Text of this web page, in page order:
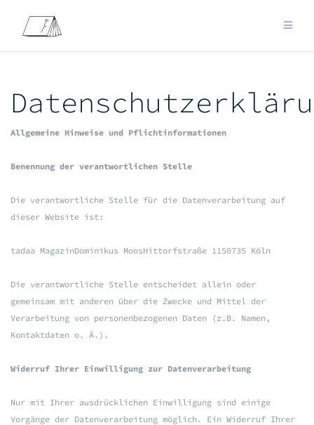
Inhalt
springen
Allgemeine Hinweise und Pflichtinformationen
Benennung der verantwortlichen Stelle
Die verantwortliche Stelle für die Datenverarbeitung auf
dieser Website ist:
tadaa MagazinDominikus MoosHittorfstraße 1150735 Köln
Die verantwortliche Stelle entscheidet allein oder
gemeinsam mit anderen über die Zwecke und Mittel der
Verarbeitung von personenbezogenen Daten (z.B. Namen,
Kontaktdaten o. Ä.).
Widerruf Ihrer Einwilligung zur Datenverarbeitung
Nur mit Ihrer ausdrücklichen Einwilligung sind einige
Vorgänge der Datenverarbeitung möglich. Ein Widerruf Ihrer